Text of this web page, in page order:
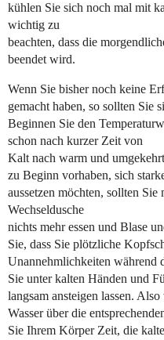
kühlen Sie sich noch mal mit
wichtig zu
beachten, dass die
beendet wird.
Wenn Sie bisher noch keine
gemacht haben, so sollten Sie
Beginnen Sie den
schon nach kurzer Zeit von
Kalt nach warm und
zu Beginn vorhaben, sich
aussetzen möchten, sollten
Wechseldusche
nichts mehr essen und Blase
Sie, dass Sie plötzliche
Unannehmlichkeiten während
Sie unter kalten Händen und
langsam ansteigen lassen.
Wasser über die
Sie Ihrem Körper Zeit, die